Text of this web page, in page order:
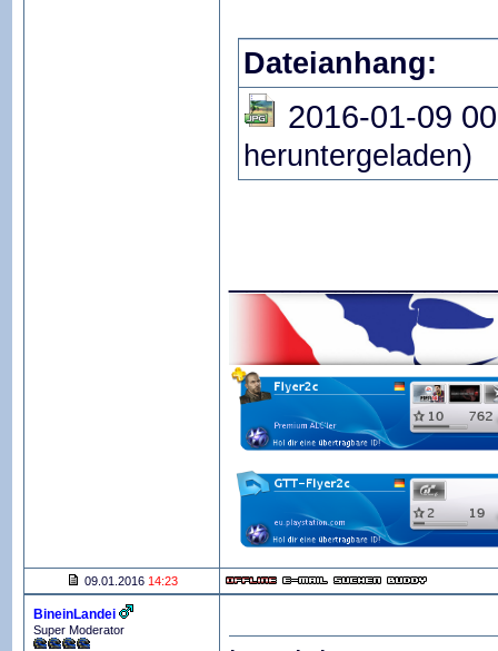
Dateianhang:
2016-01-09
heruntergeladen)
09.01.2016 14:23
BineinLandei
Super Moderator